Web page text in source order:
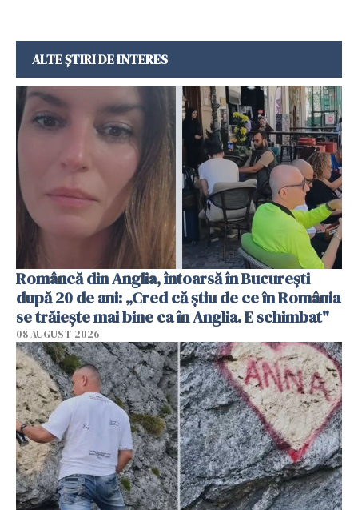
ALTE ȘTIRI DE INTERES
Româncă din Anglia, întoarsă în București
după 20 de ani: „Cred că știu de ce în România
se trăiește mai bine ca în Anglia. E schimbat"
08 AUGUST 2026